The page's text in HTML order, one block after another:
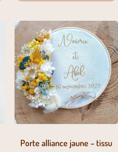
Porte alliance jaune – tissu